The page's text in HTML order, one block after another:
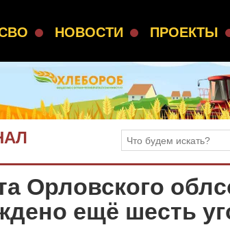
НОВОСТИ ПРОЕКТЫ
Орловского
ещё шесть